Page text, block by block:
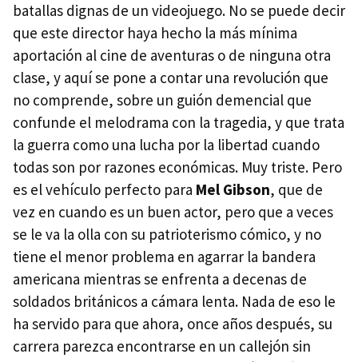
batallas dignas de un videojuego. No se puede decir
que este director haya hecho la más mínima
aportación al cine de aventuras o de ninguna otra
clase, y aquí se pone a contar una revolución que
no comprende, sobre un guión demencial que
confunde el melodrama con la tragedia, y que trata
la guerra como una lucha por la libertad cuando
todas son por razones económicas. Muy triste. Pero
es el vehículo perfecto para Mel Gibson, que de
vez en cuando es un buen actor, pero que a veces
se le va la olla con su patrioterismo cómico, y no
tiene el menor problema en agarrar la bandera
americana mientras se enfrenta a decenas de
soldados británicos a cámara lenta. Nada de eso le
ha servido para que ahora, once años después, su
carrera parezca encontrarse en un callejón sin